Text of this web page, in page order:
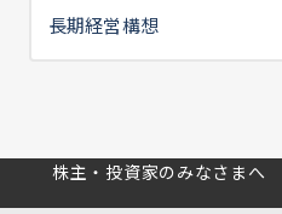
長期経営構想
株主・投資家のみなさまへ